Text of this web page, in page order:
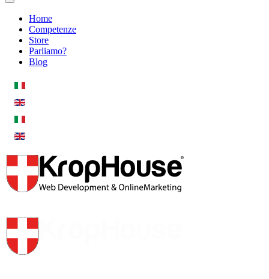
Home
Competenze
Store
Parliamo?
Blog